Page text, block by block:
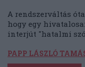
A rendszerváltás
hogy egy
interjút "hatalmi
PAPP LÁSZLÓ